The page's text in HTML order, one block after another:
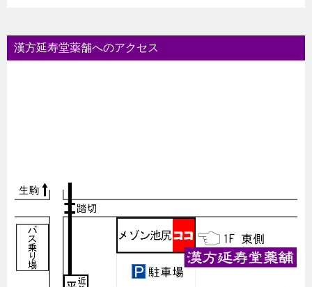
漢方延寿堂薬舗へのアクセス